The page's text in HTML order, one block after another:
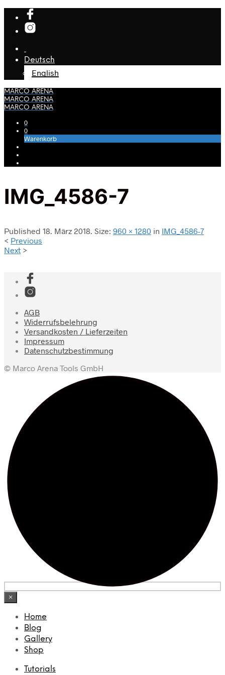
Deutsch
English
MARCO ARENA
MARCO ARENA
MARCO ARENA
0
0
Warenkorb
IMG_4586-7
Published 18. März 2018. Size: 960 × 1280 in IMG_4586-7
< Previous
Next >
AGB
Widerrufsbelehrung
Versandkosten / Lieferzeiten
Impressum
Datenschutzbestimmung
© Marco Arena Tools GmbH
×
Home
Blog
Gallery
Shop
Tutorials